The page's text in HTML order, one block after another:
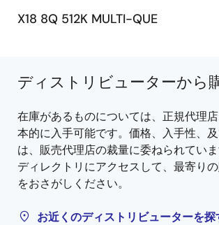
X18 8Q 512K MULTI-QUE
ディストリビューターから
在庫があるものについては、正規代理
本的に入手可能です。価格、入手性、
は、販売代理店の裁量に委ねられてい
ディレクトリにアクセスして、最寄り
をおさがしください。
お近くのディストリビューターを探